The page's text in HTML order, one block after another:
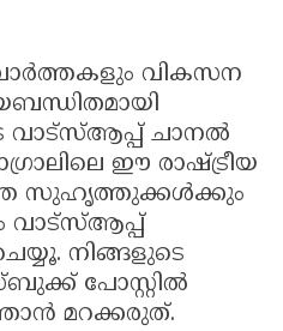
വാർത്തകളും വികസന
വാട്സ്ആപ്പ് ചാനൽ
ഈ രാഷ്ട്രീയ
സുഹൃത്തുക്കൾക്കും
വാട്സ്ആപ്പ്
നിങ്ങളുടെ
പോസ്റ്റിൽ
മറക്കരുത്.